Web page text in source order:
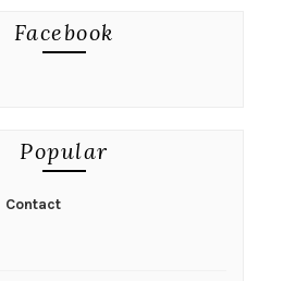
Facebook
Popular
Contact